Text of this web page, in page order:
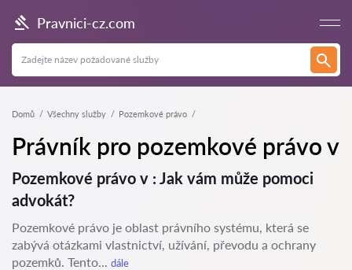
Pravnici-cz.com
Domů Všechny služby Pozemkové právo
Právník pro pozemkové právo v
Pozemkové právo v : Jak vám může pomoci
advokát?
Pozemkové právo je oblast právního systému, která se
zabývá otázkami vlastnictví, užívání, převodu a ochrany
pozemků. Tento... dále